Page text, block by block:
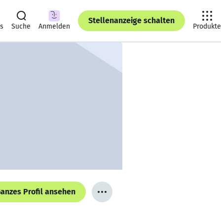
Suche Anmelden
Stellenanzeige schalten
Produkte
Profil ansehen